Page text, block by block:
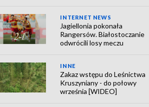
INTERNET NEWS
Jagiellonia pokonała
Rangersów. Białostoczanie
odwrócili losy meczu
INNE
Zakaz wstępu do Leśnictwa
Kruszyniany - do połowy
września [WIDEO]